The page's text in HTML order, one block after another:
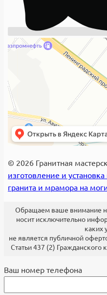
© 2026 Гранитная
изготовление и
гранита и мрамора на
Обращаем ваше внимание
носит исключительно
каких
не является публичной
Статьи 437 (2) Гражданского
Ваш номер телефона